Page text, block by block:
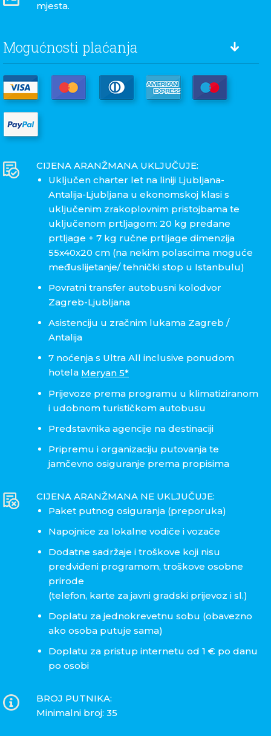
mjesta.
Mogućnosti plaćanja
CIJENA ARANŽMANA UKLJUČUJE:
Uključen charter let na liniji Ljubljana-
Antalija-Ljubljana u ekonomskoj klasi s
uključenim zrakoplovnim pristojbama te
uključenom prtljagom: 20 kg predane
prtljage + 7 kg ručne prtljage dimenzija
55x40x20 cm (na nekim polascima moguće
međuslijetanje/ tehnički stop u Istanbulu)
Povratni transfer autobusni kolodvor
Zagreb-Ljubljana
Asistenciju u zračnim lukama Zagreb /
Antalija
7 noćenja s Ultra All inclusive ponudom
hotela Meryan 5*
Prijevoze prema programu u klimatiziranom
i udobnom turističkom autobusu
Predstavnika agencije na destinaciji
Pripremu i organizaciju putovanja te
jamčevno osiguranje prema propisima
CIJENA ARANŽMANA NE UKLJUČUJE:
Paket putnog osiguranja (preporuka)
Napojnice za lokalne vodiče i vozače
Dodatne sadržaje i troškove koji nisu
predviđeni programom, troškove osobne
prirode
(telefon, karte za javni gradski prijevoz i sl.)
Doplatu za jednokrevetnu sobu (obavezno
ako osoba putuje sama)
Doplatu za pristup internetu od 1 € po danu
po osobi
BROJ PUTNIKA:
Minimalni broj: 35